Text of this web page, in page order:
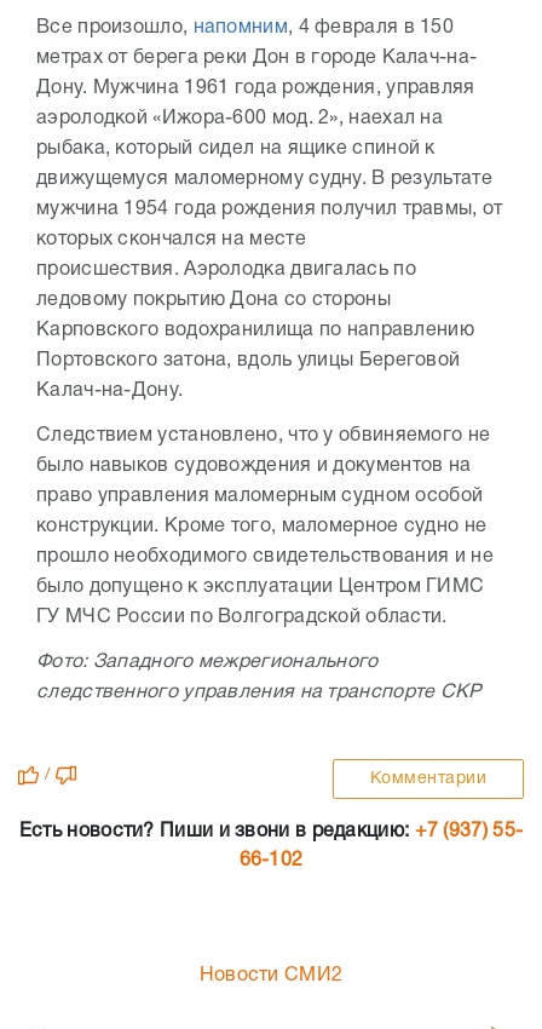
Все произошло, напомним , 4 февраля в 150
метрах от берега реки Дон в городе Калач-на-
Дону. Мужчина 1961 года рождения, управляя
аэролодкой «Ижора-600 мод. 2», наехал на
рыбака, который сидел на ящике спиной к
движущемуся маломерному судну. В результате
мужчина 1954 года рождения получил травмы, от
которых скончался на месте
происшествия. Аэролодка двигалась по
ледовому покрытию Дона со стороны
Карповского водохранилища по направлению
Портовского затона, вдоль улицы Береговой
Калач-на-Дону.
Следствием установлено, что у обвиняемого не
было навыков судовождения и документов на
право управления маломерным судном особой
конструкции. Кроме того, маломерное судно не
прошло необходимого свидетельствования и не
было допущено к эксплуатации Центром ГИМС
ГУ МЧС России по Волгоградской области.
Фото: Западного межрегионального
следственного управления на транспорте СКР
/ Комментарии
Есть новости? Пиши и звони в редакцию: +7 (937) 55-
66-102
Новости СМИ2